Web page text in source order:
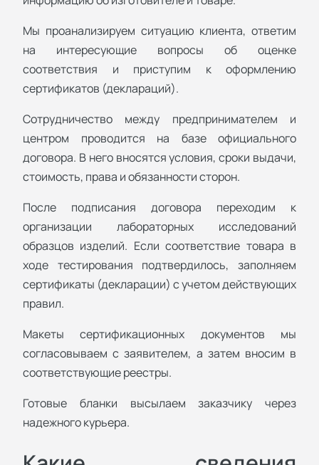
Мы проанализируем ситуацию клиента, ответим
на интересующие вопросы об оценке
соответствия и приступим к оформлению
сертификатов (деклараций).
Сотрудничество между предпринимателем и
центром проводится на базе официального
договора. В него вносятся условия, сроки выдачи,
стоимость, права и обязанности сторон.
После подписания договора переходим к
организации лабораторных исследований
образцов изделий. Если соответствие товара в
ходе тестирования подтвердилось, заполняем
сертификаты (декларации) с учетом действующих
правил.
Макеты сертификационных документов мы
согласовываем с заявителем, а затем вносим в
соответствующие реестры.
Готовые бланки высылаем заказчику через
надежного курьера.